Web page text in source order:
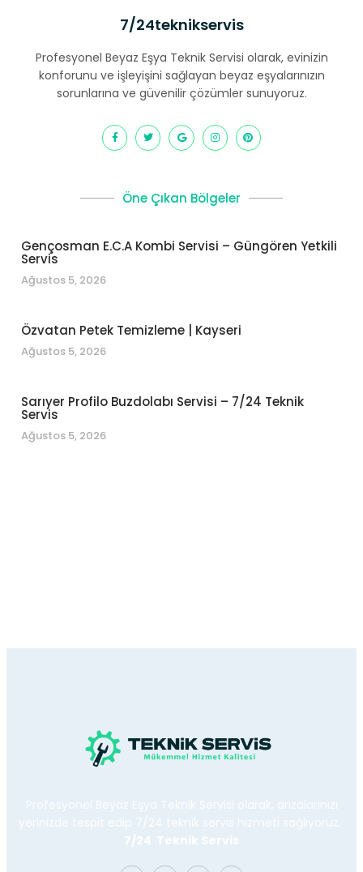
7/24teknikservis
Profesyonel Beyaz Eşya Teknik Servisi olarak, evinizin
konforunu ve işleyişini sağlayan beyaz eşyalarınızın
sorunlarına ve güvenilir çözümler sunuyoruz.
Öne Çıkan Bölgeler
Gençosman E.C.A Kombi Servisi – Güngören Yetkili
Servis
Ağustos 5, 2026
Özvatan Petek Temizleme | Kayseri
Ağustos 5, 2026
Sarıyer Profilo Buzdolabı Servisi – 7/24 Teknik
Servis
Ağustos 5, 2026
Profesyonel Beyaz Eşya Teknik Servisi olarak, arızalarınızı
yerinizde tespit edip 7/24 teknik servis hizmeti sağlıyoruz.
7/24 Teknik Servis